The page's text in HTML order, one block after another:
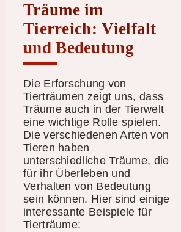
Träume im
Tierreich: Vielfalt
und Bedeutung
Die Erforschung von
Tierträumen zeigt uns, dass
Träume auch in der Tierwelt
eine wichtige Rolle spielen.
Die verschiedenen Arten von
Tieren haben
unterschiedliche Träume, die
für ihr Überleben und
Verhalten von Bedeutung
sein können. Hier sind einige
interessante Beispiele für
Tierträume: